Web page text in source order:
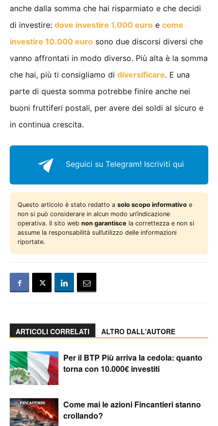
anche dalla somma che hai risparmiato e che decidi
di investire: dove investire 1.000 euro e come
investire 10.000 euro sono due discorsi diversi che
vanno affrontati in modo diverso. Più alta è la somma
che hai, più ti consigliamo di diversificare. E una
parte di questa somma potrebbe finire anche nei
buoni fruttiferi postali, per avere dei soldi al sicuro e
in continua crescita.
Seguici su Telegram! Iscriviti qui
Questo articolo è stato redatto a solo scopo informativo e
non si può considerare in alcun modo un’indicazione
operativa. Il sito web non garantisce la correttezza e non si
assume la responsabilità sull’utilizzo delle informazioni
riportate.
ARTICOLI CORRELATI ALTRO DALL'AUTORE
Per il BTP Più arriva la cedola: quanto
torna con 10.000€ investiti
Come mai le azioni Fincantieri stanno
crollando?